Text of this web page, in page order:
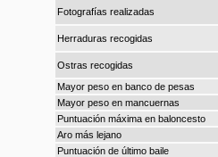
Fotografías realizadas
Herraduras recogidas
Ostras recogidas
Mayor peso en banco de pesas
Mayor peso en mancuernas
Puntuación máxima en baloncesto
Aro más lejano
Puntuación de último baile